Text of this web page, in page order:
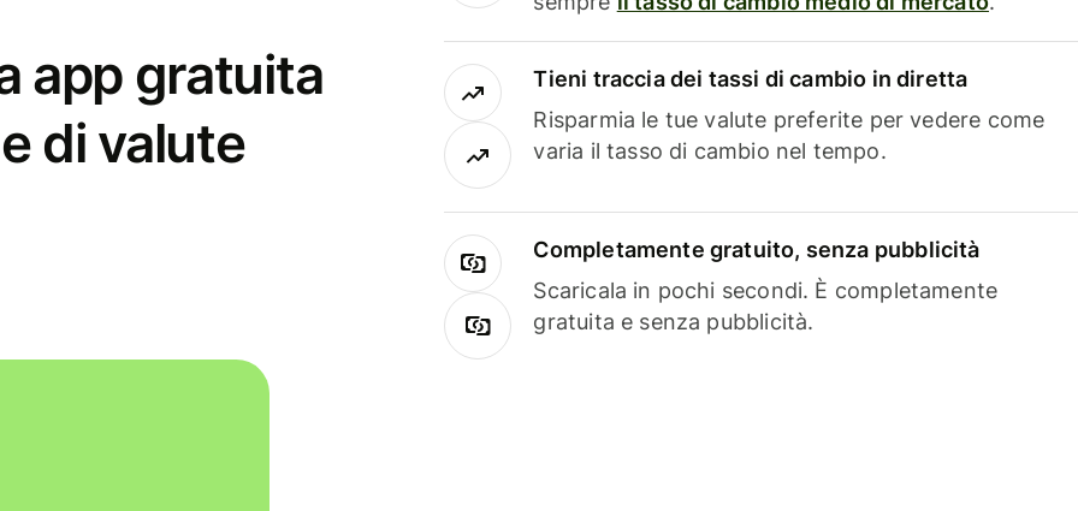
app gratuita
di valute
Tieni traccia dei tassi di cambio in diretta
Risparmia le tue valute preferite per vedere come
varia il tasso di cambio nel tempo.
Completamente gratuito, senza pubblicità
Scaricala in pochi secondi. È completamente
gratuita e senza pubblicità.